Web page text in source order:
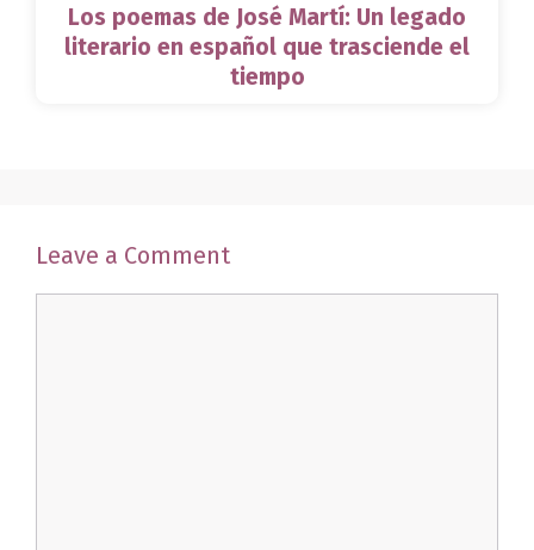
Los poemas de José Martí: Un legado
literario en español que trasciende el
tiempo
Leave a Comment